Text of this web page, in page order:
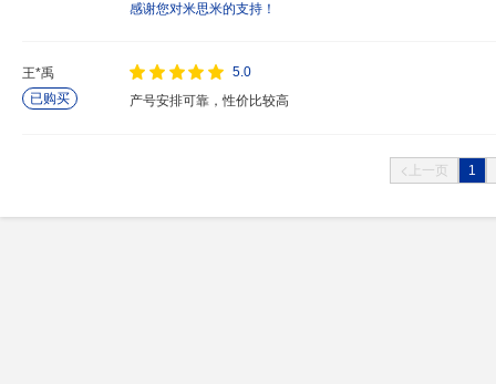
感谢您对米思米的支持！
王*禹
已购买
5.0
产号安排可靠，性价比较高
上一页 1